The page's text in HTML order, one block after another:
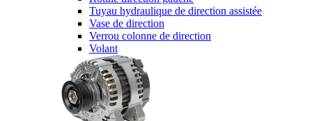
Tuyau hydraulique de direction assistée
Vase de direction
Verrou colonne de direction
Volant